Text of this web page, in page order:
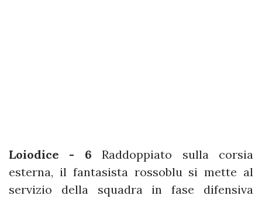
Loiodice - 6 Raddoppiato sulla corsia
esterna, il fantasista rossoblu si mette al
servizio della squadra in fase difensiva